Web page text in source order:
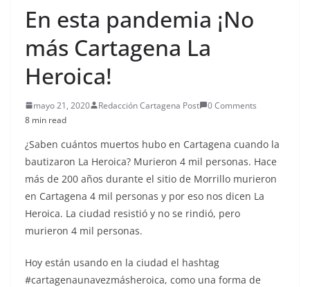
En esta pandemia ¡No
más Cartagena La
Heroica!
mayo 21, 2020 Redacción Cartagena Post
0 Comments
8 min read
¿Saben cuántos muertos hubo en Cartagena cuando la
bautizaron La Heroica? Murieron 4 mil personas. Hace
más de 200 años durante el sitio de Morrillo murieron
en Cartagena 4 mil personas y por eso nos dicen La
Heroica. La ciudad resistió y no se rindió, pero
murieron 4 mil personas.
Hoy están usando en la ciudad el hashtag
#cartagenaunavezmásheroica, como una forma de